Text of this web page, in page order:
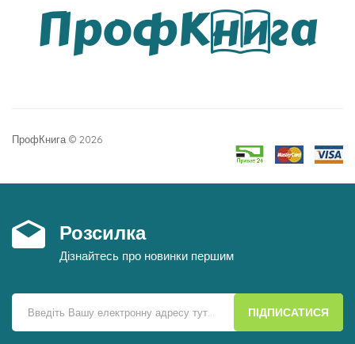
ПрофКнига © 2026
Розсилка
Дізнайтесь про новинки першим
ПІДПИСАТИСЯ